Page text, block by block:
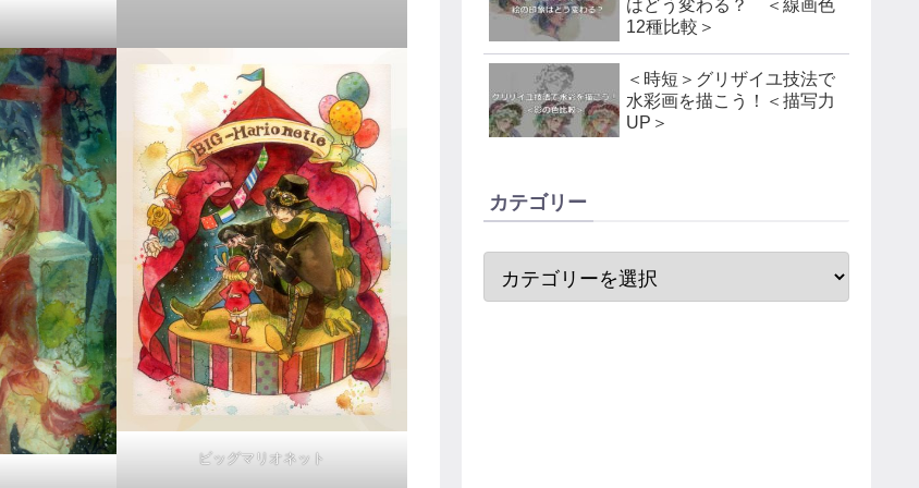
ビッグマリオネット
はどう変わる？ ＜線画色
12種比較＞
＜時短＞グリザイユ技法で
水彩画を描こう！＜描写力
UP＞
カテゴリー